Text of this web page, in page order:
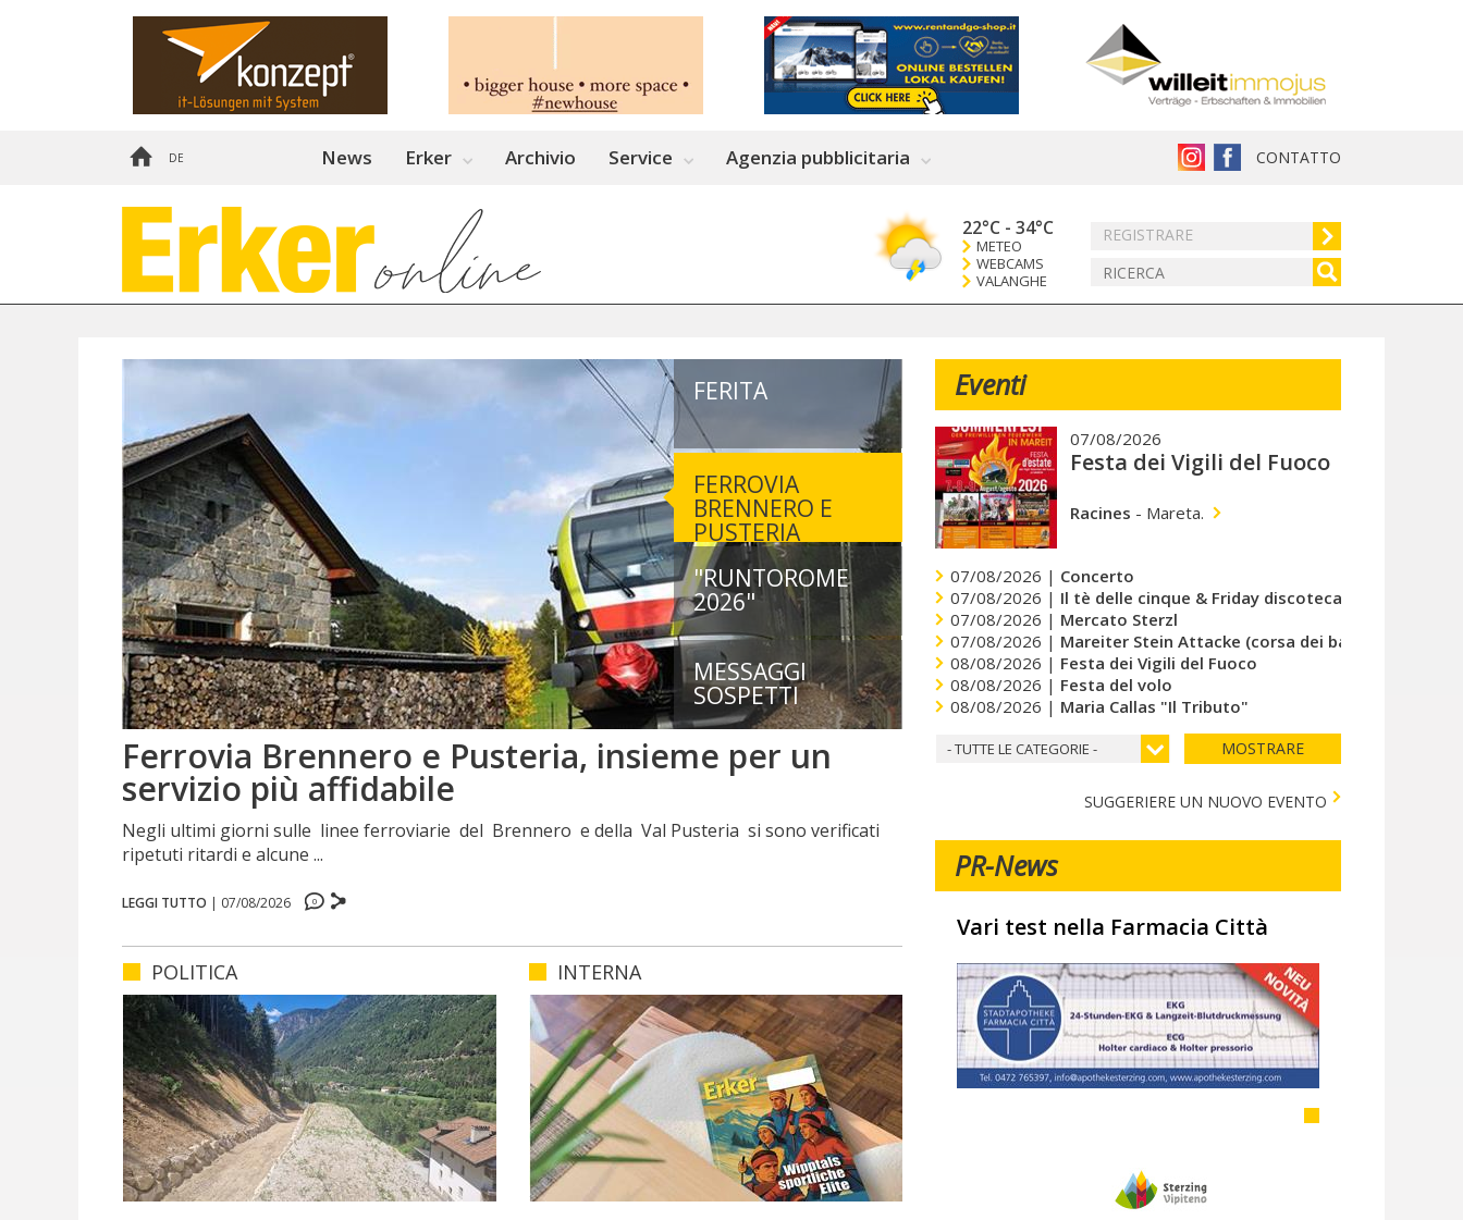
DE CONTATTO
News Erker Archivio Service Agenzia pubblicitaria
REGISTRARE
22°C - 34°C
METEO
WEBCAMS
VALANGHE
FERITA
FERROVIA
BRENNERO E
PUSTERIA
"RUNTOROME
2026"
MESSAGGI
SOSPETTI
Ferrovia Brennero e Pusteria, insieme per un
servizio più affidabile
Negli ultimi giorni sulle linee ferroviarie del Brennero e della Val Pusteria si sono verificati
ripetuti ritardi e alcune ...
LEGGI TUTTO | 07/08/2026 00
POLITICA INTERNA
Eventi
07/08/2026
Festa dei Vigili del Fuoco
Racines - Mareta.
07/08/2026 | Concerto
07/08/2026 | Il tè delle cinque & Friday discoteca del cuore
07/08/2026 | Mercato Sterzl
07/08/2026 | Mareiter Stein Attacke (corsa dei bambini)
08/08/2026 | Festa dei Vigili del Fuoco
08/08/2026 | Festa del volo
08/08/2026 | Maria Callas "Il Tributo"
- TUTTE LE CATEGORIE - MOSTRARE
SUGGERIERE UN NUOVO EVENTO
PR-News
Vari test nella Farmacia Città